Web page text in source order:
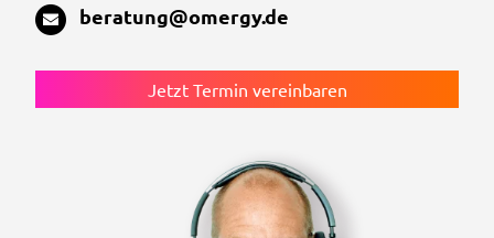
beratung@omergy.de
Jetzt Termin vereinbaren